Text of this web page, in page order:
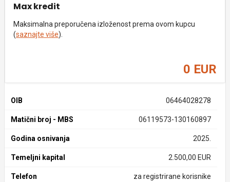
Max kredit
Maksimalna preporučena izloženost prema ovom kupcu
(saznajte više).
0 EUR
OIB 06464028278
Matični broj - MBS 06119573-130160897
Godina osnivanja 2025.
Temeljni kapital 2.500,00 EUR
Telefon za registrirane korisnike